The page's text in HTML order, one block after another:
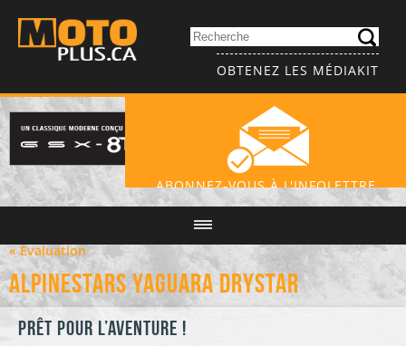
OBTENEZ LES MÉDIAKIT
ABONNEZ-VOUS À L'INFOLETTRE
« Évaluation
Alpinestars Yaguara Drystar
Prêt pour l’aventure !